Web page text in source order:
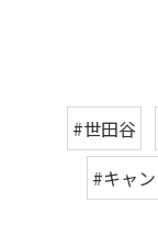
#世田谷
#キャ